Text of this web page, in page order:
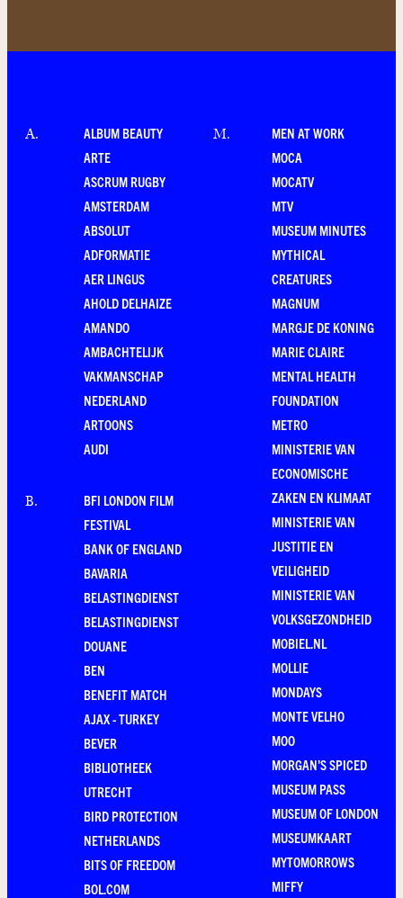
A.
ALBUM BEAUTY
ARTE
ASCRUM RUGBY
AMSTERDAM
ABSOLUT
ADFORMATIE
AER LINGUS
AHOLD DELHAIZE
AMANDO
AMBACHTELIJK
VAKMANSCHAP
NEDERLAND
ARTOONS
AUDI
B.
BFI LONDON FILM
FESTIVAL
BANK OF ENGLAND
BAVARIA
BELASTINGDIENST
BELASTINGDIENST
DOUANE
BEN
BENEFIT MATCH
AJAX - TURKEY
BEVER
BIBLIOTHEEK
UTRECHT
BIRD PROTECTION
NETHERLANDS
BITS OF FREEDOM
BOL.COM
M.
MEN AT WORK
MOCA
MOCATV
MTV
MUSEUM MINUTES
MYTHICAL
CREATURES
MAGNUM
MARGJE DE KONING
MARIE CLAIRE
MENTAL HEALTH
FOUNDATION
METRO
MINISTERIE VAN
ECONOMISCHE
ZAKEN EN KLIMAAT
MINISTERIE VAN
JUSTITIE EN
VEILIGHEID
MINISTERIE VAN
VOLKSGEZONDHEID
MOBIEL.NL
MOLLIE
MONDAYS
MONTE VELHO
MOO
MORGAN'S SPICED
MUSEUM PASS
MUSEUM OF LONDON
MUSEUMKAART
MYTOMORROWS
MIFFY